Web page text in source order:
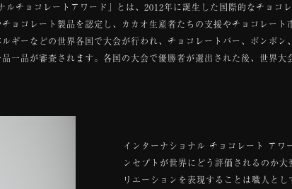
ルチョコレートアワード」とは、2012年に誕生した国際的なチョコ
ョコレート製品を認定し、カカオ生産者たちの支援やチョコレート
ギーなどの世界各国で大会が行われ、チョコレートバー、ボンボン
一品が審査されます。各国の大会で優勝者が選出された後、世界大
インターナショナル チョコレート アワ
ンセプトが世界にどう評価されるのか
リエーションを表現することは職人と